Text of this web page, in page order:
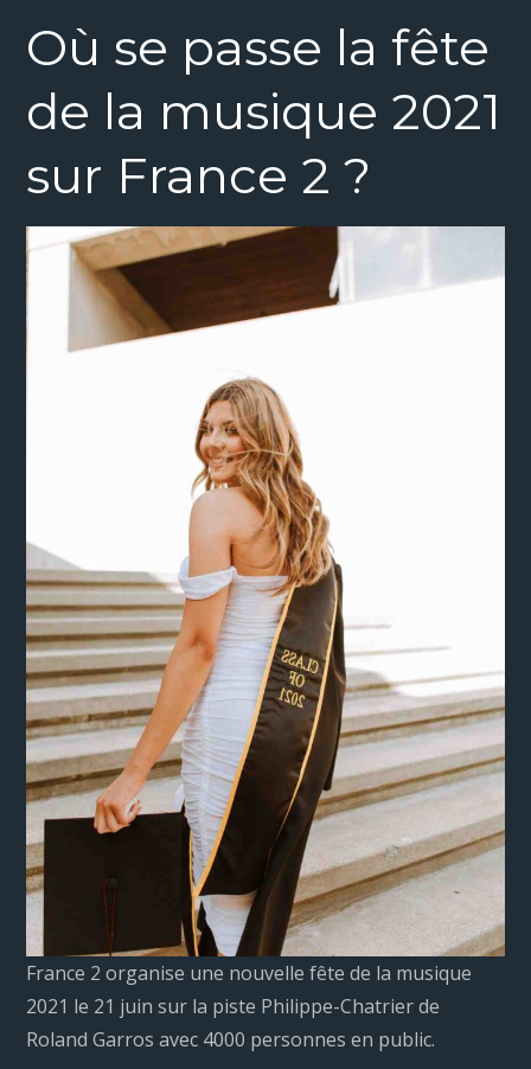
Où se passe la fête
de la musique 2021
sur France 2 ?
France 2 organise une nouvelle fête de la musique
2021 le 21 juin sur la piste Philippe-Chatrier de
Roland Garros avec 4000 personnes en public.